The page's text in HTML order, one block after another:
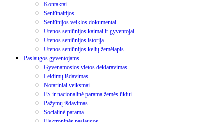
Kontaktai
Seniūnaitijos
Seniūnijos veiklos dokumentai
Utenos seniūnijos kaimai ir gyventojai
Utenos seniūnijos istorija
Utenos seniūnijos kelių žemėlapis
Paslaugos gyventojams
Gyvenamosios vietos deklaravimas
Leidimų išdavimas
Notariniai veiksmai
ES ir nacionalinė parama žemės ūkiui
Pažymų išdavimas
Socialinė parama